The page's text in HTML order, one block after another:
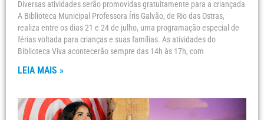
Diversas atividades serão promovidas gratuitamente para a criançada
A Biblioteca Municipal Professora Íris Galvão, de Rio das Ostras,
realiza entre os dias 21 e 24 de julho, uma programação especial de
férias voltada para crianças e suas famílias. As atividades do
Biblioteca Viva acontecerão sempre das 14h às 17h, com
LEIA MAIS »